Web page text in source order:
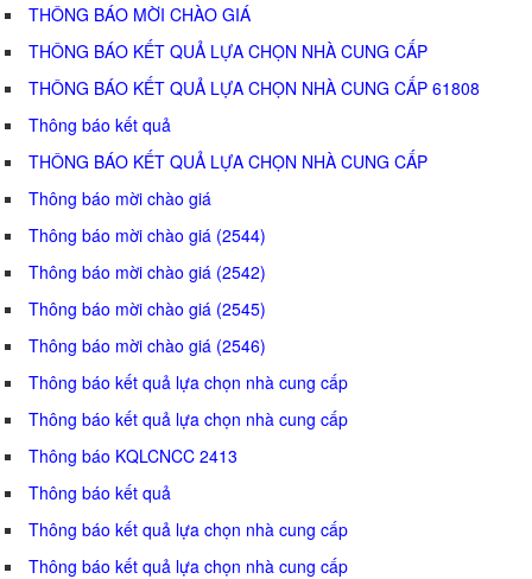
THÔNG BÁO MỜI CHÀO GIÁ
THÔNG BÁO KẾT QUẢ LỰA CHỌN NHÀ CUNG CẤP
THÔNG BÁO KẾT QUẢ LỰA CHỌN NHÀ CUNG CẤP 61808
Thông báo kết quả
THÔNG BÁO KẾT QUẢ LỰA CHỌN NHÀ CUNG CẤP
Thông báo mời chào giá
Thông báo mời chào giá (2544)
Thông báo mời chào giá (2542)
Thông báo mời chào giá (2545)
Thông báo mời chào giá (2546)
Thông báo kết quả lựa chọn nhà cung cấp
Thông báo kết quả lựa chọn nhà cung cấp
Thông báo KQLCNCC 2413
Thông báo kết quả
Thông báo kết quả lựa chọn nhà cung cấp
Thông báo kết quả lựa chọn nhà cung cấp